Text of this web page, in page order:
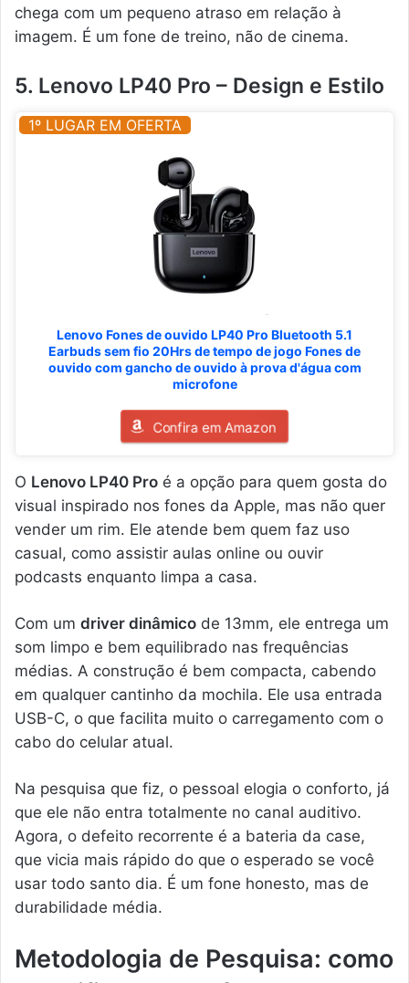
chega com um pequeno atraso em relação à
imagem. É um fone de treino, não de cinema.
5. Lenovo LP40 Pro – Design e Estilo
1º LUGAR EM OFERTA
Lenovo Fones de ouvido LP40 Pro Bluetooth 5.1
Earbuds sem fio 20Hrs de tempo de jogo Fones de
ouvido com gancho de ouvido à prova d'água com
microfone
Confira em Amazon
O Lenovo LP40 Pro é a opção para quem gosta do
visual inspirado nos fones da Apple, mas não quer
vender um rim. Ele atende bem quem faz uso
casual, como assistir aulas online ou ouvir
podcasts enquanto limpa a casa.
Com um driver dinâmico de 13mm, ele entrega um
som limpo e bem equilibrado nas frequências
médias. A construção é bem compacta, cabendo
em qualquer cantinho da mochila. Ele usa entrada
USB-C, o que facilita muito o carregamento com o
cabo do celular atual.
Na pesquisa que fiz, o pessoal elogia o conforto, já
que ele não entra totalmente no canal auditivo.
Agora, o defeito recorrente é a bateria da case,
que vicia mais rápido do que o esperado se você
usar todo santo dia. É um fone honesto, mas de
durabilidade média.
Metodologia de Pesquisa: como